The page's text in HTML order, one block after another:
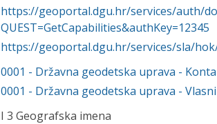
https://geoportal.dgu.hr/services/auth/
QUEST=GetCapabilities&authKey=12345
https://geoportal.dgu.hr/services/sla/
0001 - Državna geodetska uprava -
0001 - Državna geodetska uprava -
I 3 Geografska imena